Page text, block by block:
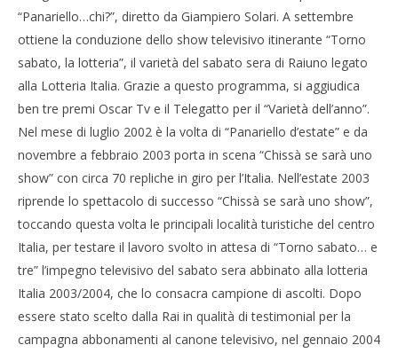
“Panariello…chi?”, diretto da Giampiero Solari. A settembre
ottiene la conduzione dello show televisivo itinerante “Torno
sabato, la lotteria”, il varietà del sabato sera di Raiuno legato
alla Lotteria Italia. Grazie a questo programma, si aggiudica
ben tre premi Oscar Tv e il Telegatto per il “Varietà dell’anno”.
Nel mese di luglio 2002 è la volta di “Panariello d’estate” e da
novembre a febbraio 2003 porta in scena “Chissà se sarà uno
show” con circa 70 repliche in giro per l’Italia. Nell’estate 2003
riprende lo spettacolo di successo “Chissà se sarà uno show”,
toccando questa volta le principali località turistiche del centro
Italia, per testare il lavoro svolto in attesa di “Torno sabato… e
tre” l’impegno televisivo del sabato sera abbinato alla lotteria
Italia 2003/2004, che lo consacra campione di ascolti. Dopo
essere stato scelto dalla Rai in qualità di testimonial per la
campagna abbonamenti al canone televisivo, nel gennaio 2004